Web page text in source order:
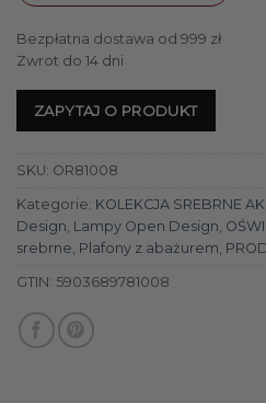
Bezpłatna dostawa od 999 zł
Zwrot do 14 dni
ZAPYTAJ O PRODUKT
SKU: OR81008
Kategorie: KOLEKCJA SREBRNE
Design Lampy Open Design
srebrne Plafony z abażurem
GTIN: 5903689781008